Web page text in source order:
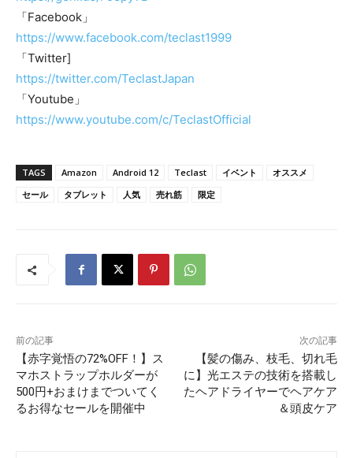
「Facebook」
https://www.facebook.com/teclast1999
「Twitter]
https://twitter.com/TeclastJapan
「Youtube」
https://www.youtube.com/c/TeclastOfficial
TAGS Amazon Android 12 Teclast イベント
オススメ
セール
タブレット 人気 売れ筋 限定
前の記事
【赤字覚悟の72%OFF！】ス
マホストラップホルダーが
500円+おまけまでついてく
るお得なセールを開催中
次の記事
【髪の傷み、枝毛、切れ毛
に】光エステの技術を搭載し
たヘアドライヤーでヘアケア
＆頭皮ケア